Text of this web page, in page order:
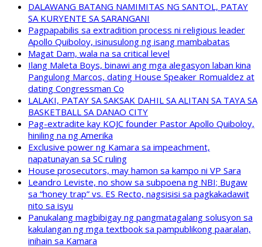
DALAWANG BATANG NAMIMITAS NG SANTOL, PATAY
SA KURYENTE SA SARANGANI
Pagpapabilis sa extradition process ni religious leader
Apollo Quiboloy, isinusulong ng isang mambabatas
Magat Dam, wala na sa critical level
Ilang Maleta Boys, binawi ang mga alegasyon laban kina
Pangulong Marcos, dating House Speaker Romualdez at
dating Congressman Co
LALAKI, PATAY SA SAKSAK DAHIL SA ALITAN SA TAYA SA
BASKETBALL SA DANAO CITY
Pag-extradite kay KOJC founder Pastor Apollo Quiboloy,
hiniling na ng Amerika
Exclusive power ng Kamara sa impeachment,
napatunayan sa SC ruling
House prosecutors, may hamon sa kampo ni VP Sara
Leandro Leviste, no show sa subpoena ng NBI; Bugaw
sa “honey trap” vs. ES Recto, nagsisisi sa pagkakadawit
nito sa isyu
Panukalang magbibigay ng pangmatagalang solusyon sa
kakulangan ng mga textbook sa pampublikong paaralan,
inihain sa Kamara